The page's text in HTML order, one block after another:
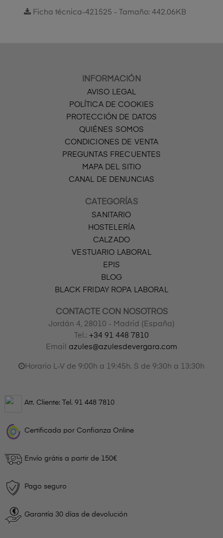
Ficha técnica-421525 - Tamaño: 442.06KB
INFORMACIÓN
AVISO LEGAL
POLÍTICA DE COOKIES
PROTECCIÓN DE DATOS
QUIÉNES SOMOS
CONDICIONES DE VENTA
PREGUNTAS FRECUENTES
MAPA DEL SITIO
CANAL DE DENUNCIAS
CATEGORÍAS
SANITARIO
HOSTELERÍA
CALZADO
VESTUARIO LABORAL
EPIS
BLOG
BLACK FRIDAY ROPA LABORAL
CONTACTE CON NOSOTROS
Jordán 4, 28010 - Madrid (España)
Tel.: +34 91 448 7810
Email azules@azulesdevergara.com
Horario L-V de 9:00h a 19:45h. S de 9:30h a 13:30h
Att. Cliente: Tel. 91 448 7810
Certificada por Confianza Online
Envío grátis a partir de 150€
Pago seguro
Garantía 30 días de devolución